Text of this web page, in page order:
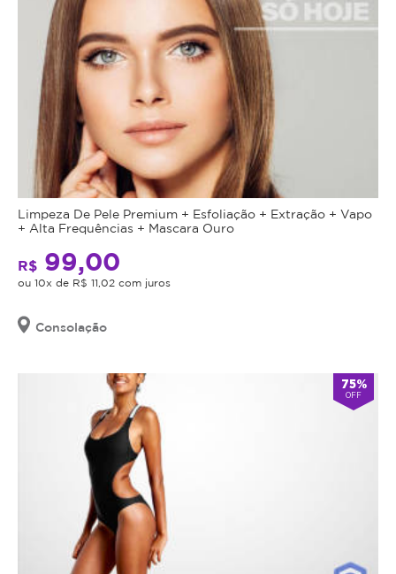
Limpeza De Pele Premium + Esfoliação + Extração + Vapo
+ Alta Frequências + Mascara Ouro
R$ 99,00
ou 10x de R$ 11,02 com juros
Consolação
75%
OFF